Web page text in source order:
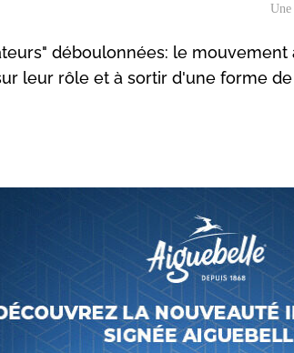
déboulonnées: le mouvement
leur rôle et à sortir d'une forme
tribune le conseil international des
rassemblant quelque 30.000
responsabilité et le devoir de lutter
(...), depuis les histoires qu'ils